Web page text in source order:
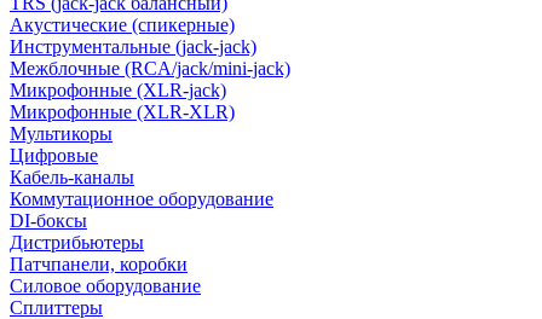
Акустические (спикерные)
Инструментальные (jack-jack)
Межблочные (RCA/jack/mini-jack)
Микрофонные (XLR-jack)
Микрофонные (XLR-XLR)
Мультикоры
Цифровые
Кабель-каналы
Коммутационное оборудование
DI-боксы
Дистрибьютеры
Патчпанели, коробки
Силовое оборудование
Сплиттеры